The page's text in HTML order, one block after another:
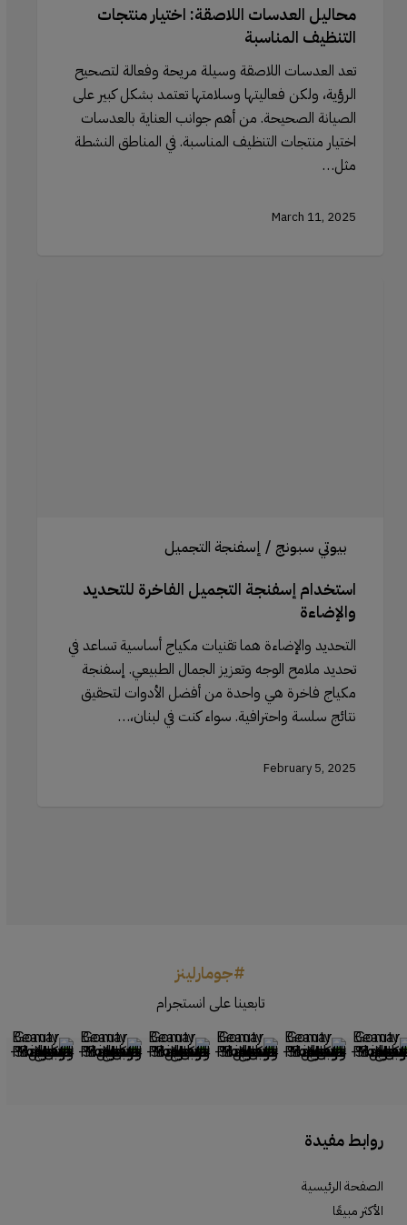
محاليل العدسات اللاصقة: اختيار منتجات
التنظيف المناسبة
تعد العدسات اللاصقة وسيلة مريحة وفعالة لتصحيح
الرؤية، ولكن فعاليتها وسلامتها تعتمد بشكل كبير على
الصيانة الصحيحة. من أهم جوانب العناية بالعدسات
اختيار منتجات التنظيف المناسبة. في المناطق النشطة
مثل…
March 11, 2025
بيوتي سبونج / إسفنجة التجميل
استخدام إسفنجة التجميل الفاخرة للتحديد
والإضاءة
التحديد والإضاءة هما تقنيات مكياج أساسية تساعد في
تحديد ملامح الوجه وتعزيز الجمال الطبيعي. إسفنجة
مكياج فاخرة هي واحدة من أفضل الأدوات لتحقيق
نتائج سلسة واحترافية. سواء كنت في لبنان،…
February 5, 2025
#جومارلينز
تابعينا على انستجرام
روابط مفيدة
الصفحة الرئيسية
الأكثر مبيعًا